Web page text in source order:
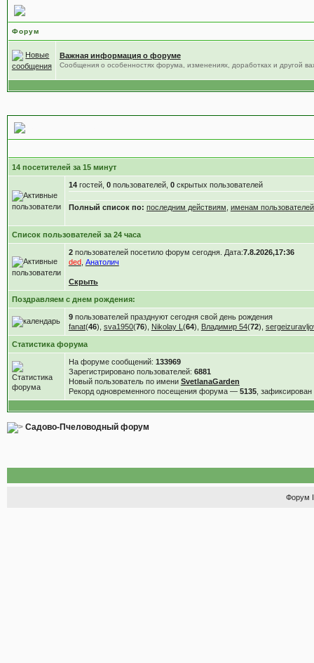
Форум
Важная информация о форуме
Сообщения о особенностях форума, изменениях, доработках и другой
14 посетителей за 15 минут
14гостей, 0пользователей, 0скрытых пользователей
Полный список по: последним действиям именам пользователей
Список пользователей за 24 часа
2пользователей посетило форум сегодня. Дата:7.8.2026,17:36
ded, Анатолич
Скрыть
Поздравляем с днем рождения:
9пользователей празднуют сегодня свой день рождения
fanat(46), sva1950(76), Nikolay L (64), Владимир 54(72),
Статистика форума
На форуме сообщений: 133969
Зарегистрировано пользователей: 6881
Новый пользователь по имени SvetlanaGarden
Рекорд одновременного посещения форума — 5135,
Садово-Пчеловодный форум
Форум